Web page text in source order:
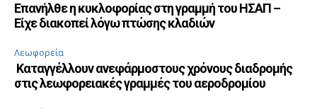
Επανήλθε η κυκλοφορίας στη γραμμή του ΗΣΑΠ –
Είχε διακοπεί λόγω πτώσης κλαδιών
Λεωφορεία
Καταγγέλλουν ανεφάρμοστους χρόνους διαδρομής
στις λεωφορειακές γραμμές του αεροδρομίου